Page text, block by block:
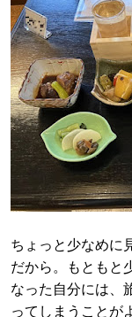
ちょっと少なめに
だから。もともと
なった自分には、
ってしまうことが